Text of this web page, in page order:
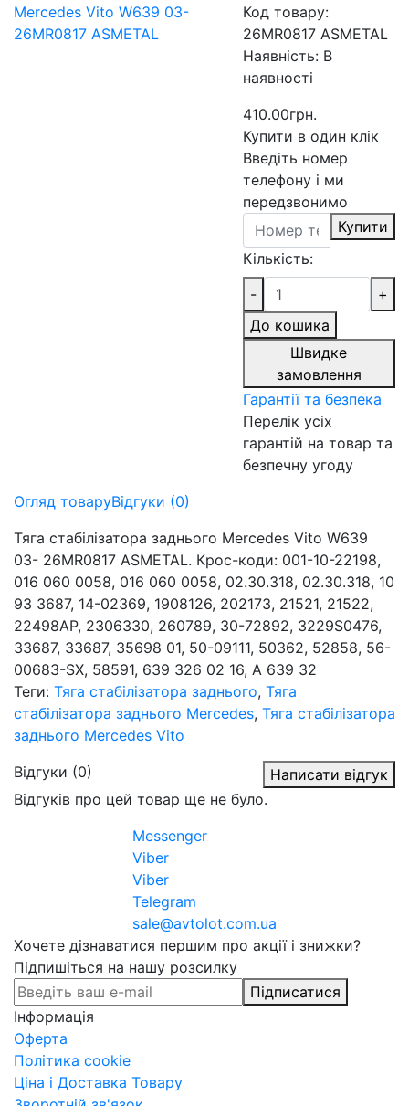
Код товару:
26MR0817 ASMETAL
Наявність: В
наявності
410.00грн.
Купити в один клік
Введіть номер
телефону і ми
передзвонимо
Купити
Кількість:
-
+
До кошика
Швидке
замовлення
Гарантії та безпека
Перелік усіх
гарантій на товар та
безпечну угоду
Огляд товаруВідгуки (0)
Тяга стабілізатора заднього Mercedes Vito W639
03- 26MR0817 ASMETAL. Крос-коди: 001-10-22198,
016 060 0058, 016 060 0058, 02.30.318, 02.30.318, 10
93 3687, 14-02369, 1908126, 202173, 21521, 21522,
22498AP, 2306330, 260789, 30-72892, 3229S0476,
33687, 33687, 35698 01, 50-09111, 50362, 52858, 56-
00683-SX, 58591, 639 326 02 16, A 639 32
Теги: Тяга стабілізатора заднього, Тяга
стабілізатора заднього Mercedes, Тяга стабілізатора
заднього Mercedes Vito
Відгуки (0)
Написати відгук
Відгуків про цей товар ще не було.
Messenger
Viber
Viber
Telegram
sale@avtolot.com.ua
Хочете дізнаватися першим про акції і знижки?
Підпишіться на нашу розсилку
Підписатися
Інформація
Оферта
Політика cookie
Ціна і Доставка Товару